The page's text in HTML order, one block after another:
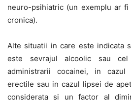
neuro-psihiatric (un exemplu ar
cronica).
Alte situatii in care este indicata
este sevrajul alcoolic sau
administrarii cocainei, in cazul
erectile sau in cazul lipsei de
considerata si un factor al